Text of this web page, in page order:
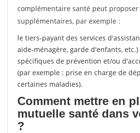
complémentaire santé peut
supplémentaires, par exemple :
le tiers-payant des services
aide-ménagère, garde d'enfants,
spécifiques de prévention et/ou
(par exemple : prise en charge de
certaines maladies).
Comment mettre en
mutuelle santé dans
?